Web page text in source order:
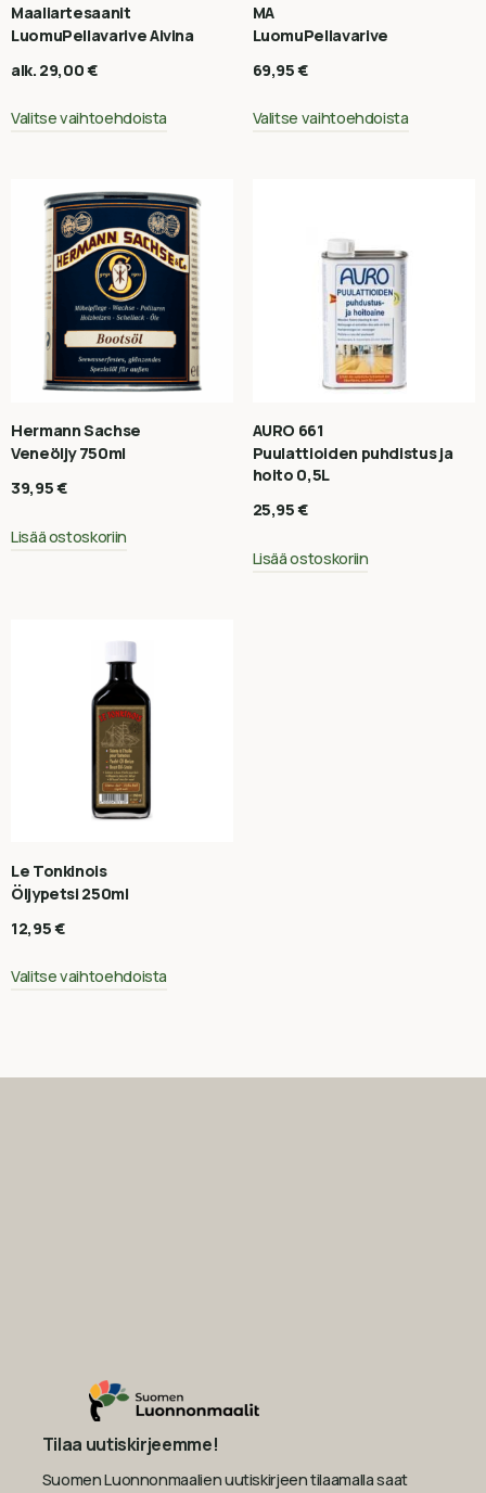
Maaliartesaanit
LuomuPellavarive Aivina
alk. 29,00€
Valitse vaihtoehdoista
MA
LuomuPellavarive
69,95€
Valitse vaihtoehdoista
Hermann Sachse
Veneöljy 750ml
39,95€
Lisää ostoskoriin
AURO 661
Puulattioiden puhdistus ja
hoito 0,5L
25,95€
Lisää ostoskoriin
Le Tonkinois
Öljypetsi 250ml
12,95€
Valitse vaihtoehdoista
Tilaa uutiskirjeemme!
Suomen Luonnonmaalien uutiskirjeen tilaamalla saat